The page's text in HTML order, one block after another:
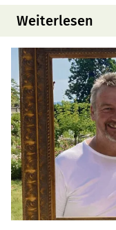
Weiterlesen